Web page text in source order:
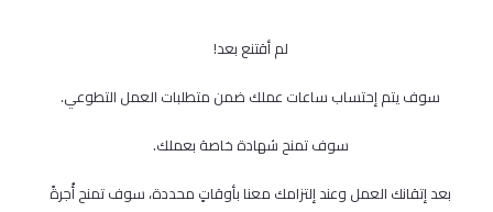
لم أقتنع بعد!
سوف يتم إحتساب ساعات عملك ضمن متطلبات العمل التطوعي.
سوف تمنح شهادة خاصة بعملك.
بعد إتقانك العمل وعند إلتزامك معنا بأوقاتٍ محددة، سوف تمنح أُجرةً